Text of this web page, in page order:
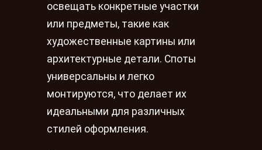
освещать конкретные участки
или предметы, такие как
художественные картины или
архитектурные детали. Споты
универсальны и легко
монтируются, что делает их
идеальными для различных
стилей оформления.